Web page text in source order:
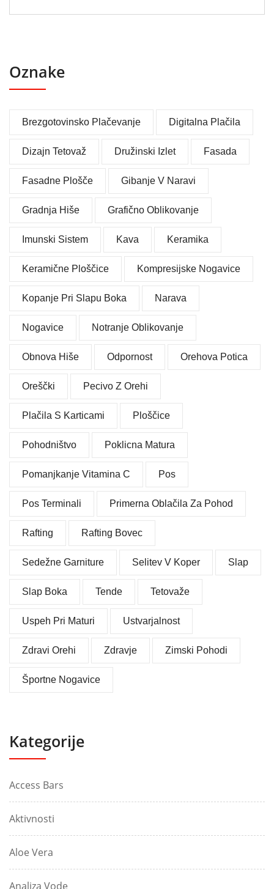
Oznake
Brezgotovinsko Plačevanje Digitalna Plačila
Dizajn Tetovaž Družinski Izlet Fasada
Fasadne Plošče Gibanje V Naravi
Gradnja Hiše Grafično Oblikovanje
Imunski Sistem Kava Keramika
Keramične Ploščice Kompresijske Nogavice
Kopanje Pri Slapu Boka Narava
Nogavice Notranje Oblikovanje
Obnova Hiše Odpornost Orehova Potica
Oreščki Pecivo Z Orehi
Plačila S Karticami Ploščice
Pohodništvo Poklicna Matura
Pomanjkanje Vitamina C Pos
Pos Terminali Primerna Oblačila Za Pohod
Rafting Rafting Bovec
Sedežne Garniture Selitev V Koper Slap
Slap Boka Tende Tetovaže
Uspeh Pri Maturi Ustvarjalnost
Zdravi Orehi Zdravje Zimski Pohodi
Športne Nogavice
Kategorije
Access Bars
Aktivnosti
Aloe Vera
Analiza Vode